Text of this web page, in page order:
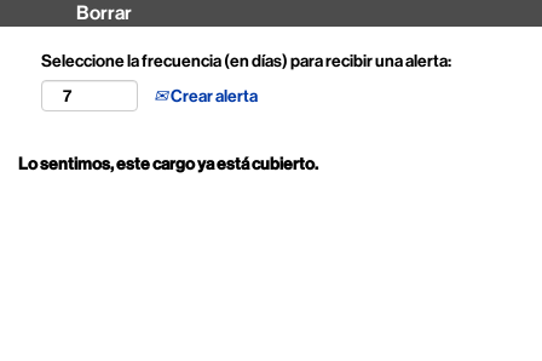
Borrar
Seleccione la frecuencia (en días) para recibir una alerta:
Crear alerta
Lo sentimos, este cargo ya está cubierto.